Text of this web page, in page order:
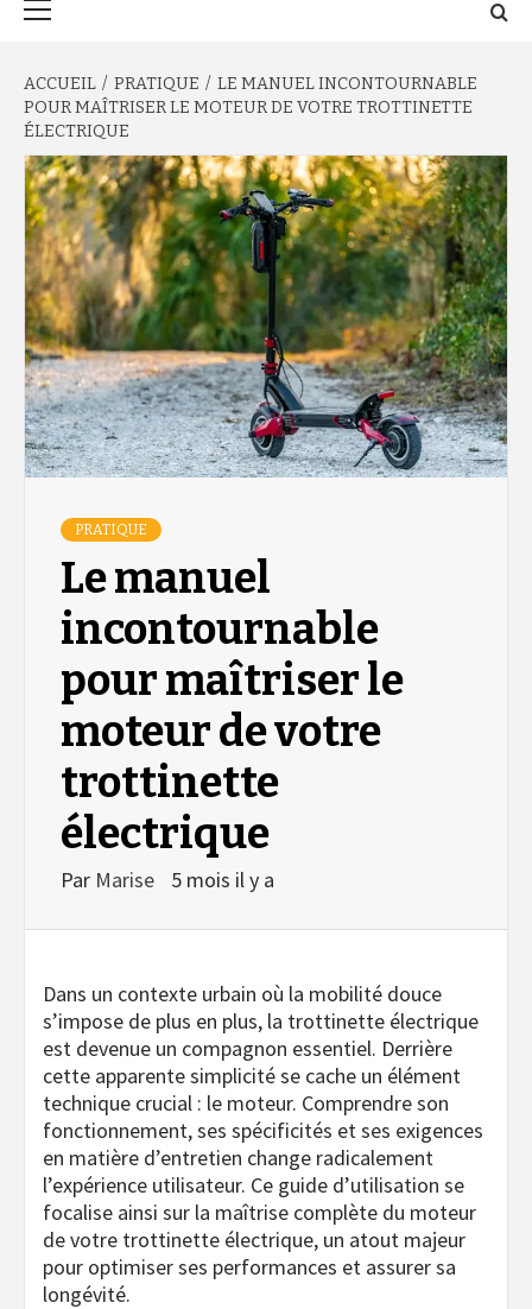
ACCUEIL PRATIQUE
LE MANUEL INCONTOURNABLE
POUR MAÎTRISER LE MOTEUR DE VOTRE TROTTINETTE
ÉLECTRIQUE
PRATIQUE
Le manuel
incontournable
pour maîtriser le
moteur de votre
trottinette
électrique
Par Marise 5 mois il y a
Dans un contexte urbain où la mobilité douce
s’impose de plus en plus, la trottinette électrique
est devenue un compagnon essentiel. Derrière
cette apparente simplicité se cache un élément
technique crucial : le moteur. Comprendre son
fonctionnement, ses spécificités et ses exigences
en matière d’entretien change radicalement
l’expérience utilisateur. Ce guide d’utilisation se
focalise ainsi sur la maîtrise complète du moteur
de votre trottinette électrique, un atout majeur
pour optimiser ses performances et assurer sa
longévité.